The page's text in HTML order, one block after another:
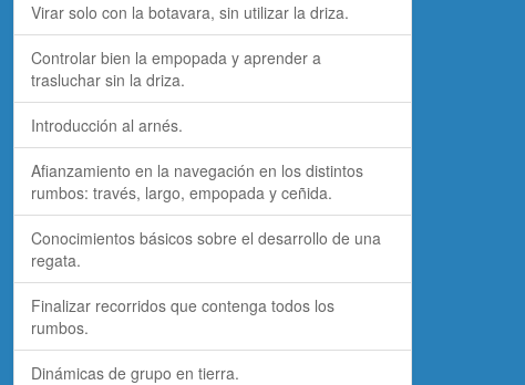
Virar solo con la botavara, sin utilizar la driza.
Controlar bien la empopada y aprender a
trasluchar sin la driza.
Introducción al arnés.
Afianzamiento en la navegación en los distintos
rumbos: través, largo, empopada y ceñida.
Conocimientos básicos sobre el desarrollo de una
regata.
Finalizar recorridos que contenga todos los
rumbos.
Dinámicas de grupo en tierra.